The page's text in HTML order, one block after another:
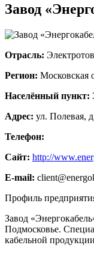
Завод
Отрасль:
Регион: Московская
Населённый пункт:
Адрес: ул. Полевая,
Телефон:
Сайт: http://
E-mail:
Профиль
Завод
Подмосковье.
кабельной